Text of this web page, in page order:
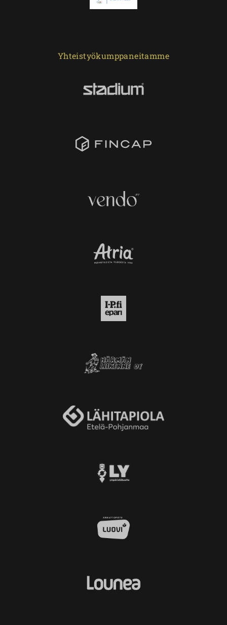
Yhteistyökumppaneitamme